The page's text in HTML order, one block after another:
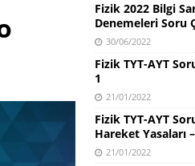
Fizik 2022 Bilgi
Denemeleri Soru
30/06/2022
Fizik TYT-AYT
1
21/01/2022
Fizik TYT-AYT
Hareket Yasaları
21/01/2022